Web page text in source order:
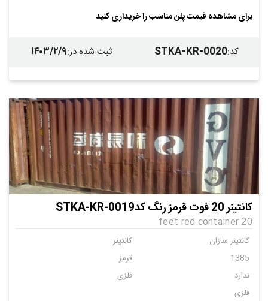
برای مشاهده قیمت پلن مناسب را خریداری کنید
کد:
STKA-KR-0020 ثبت شده در:۱۴۰۳/۲/۹
کانتینر 20 فوت قرمز رنگ کدSTKA-KR-0019
20 feet red container
کانتینر سازان
کانتینر
1385
قرمز
ندارد
فلزی
فلزی